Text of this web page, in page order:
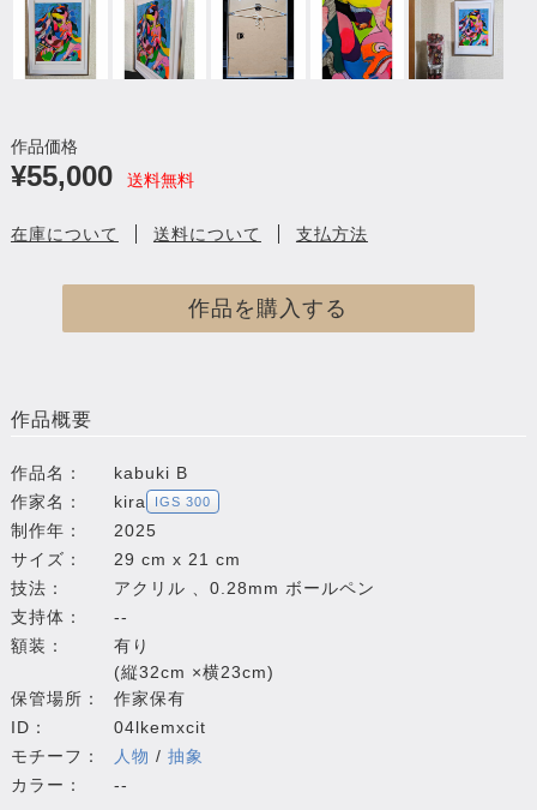
作品価格
¥55,000 送料無料
作品を購入する
在庫について 送料について 支払方法
作品概要
作品名：
kabuki B
作家名：
kira IGS 300
制作年：
2025
サイズ：
29 cm x 21 cm
技法：
アクリル 、0.28mm ボールペン
支持体：
--
額装：
有り
(縦32cm ×横23cm)
保管場所：
作家保有
ID：
04lkemxcit
モチーフ：
人物 / 抽象
カラー：
--